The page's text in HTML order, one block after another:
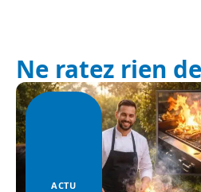
Ne ratez rien
ACTU